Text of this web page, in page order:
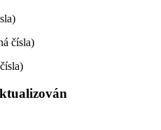
čísla)